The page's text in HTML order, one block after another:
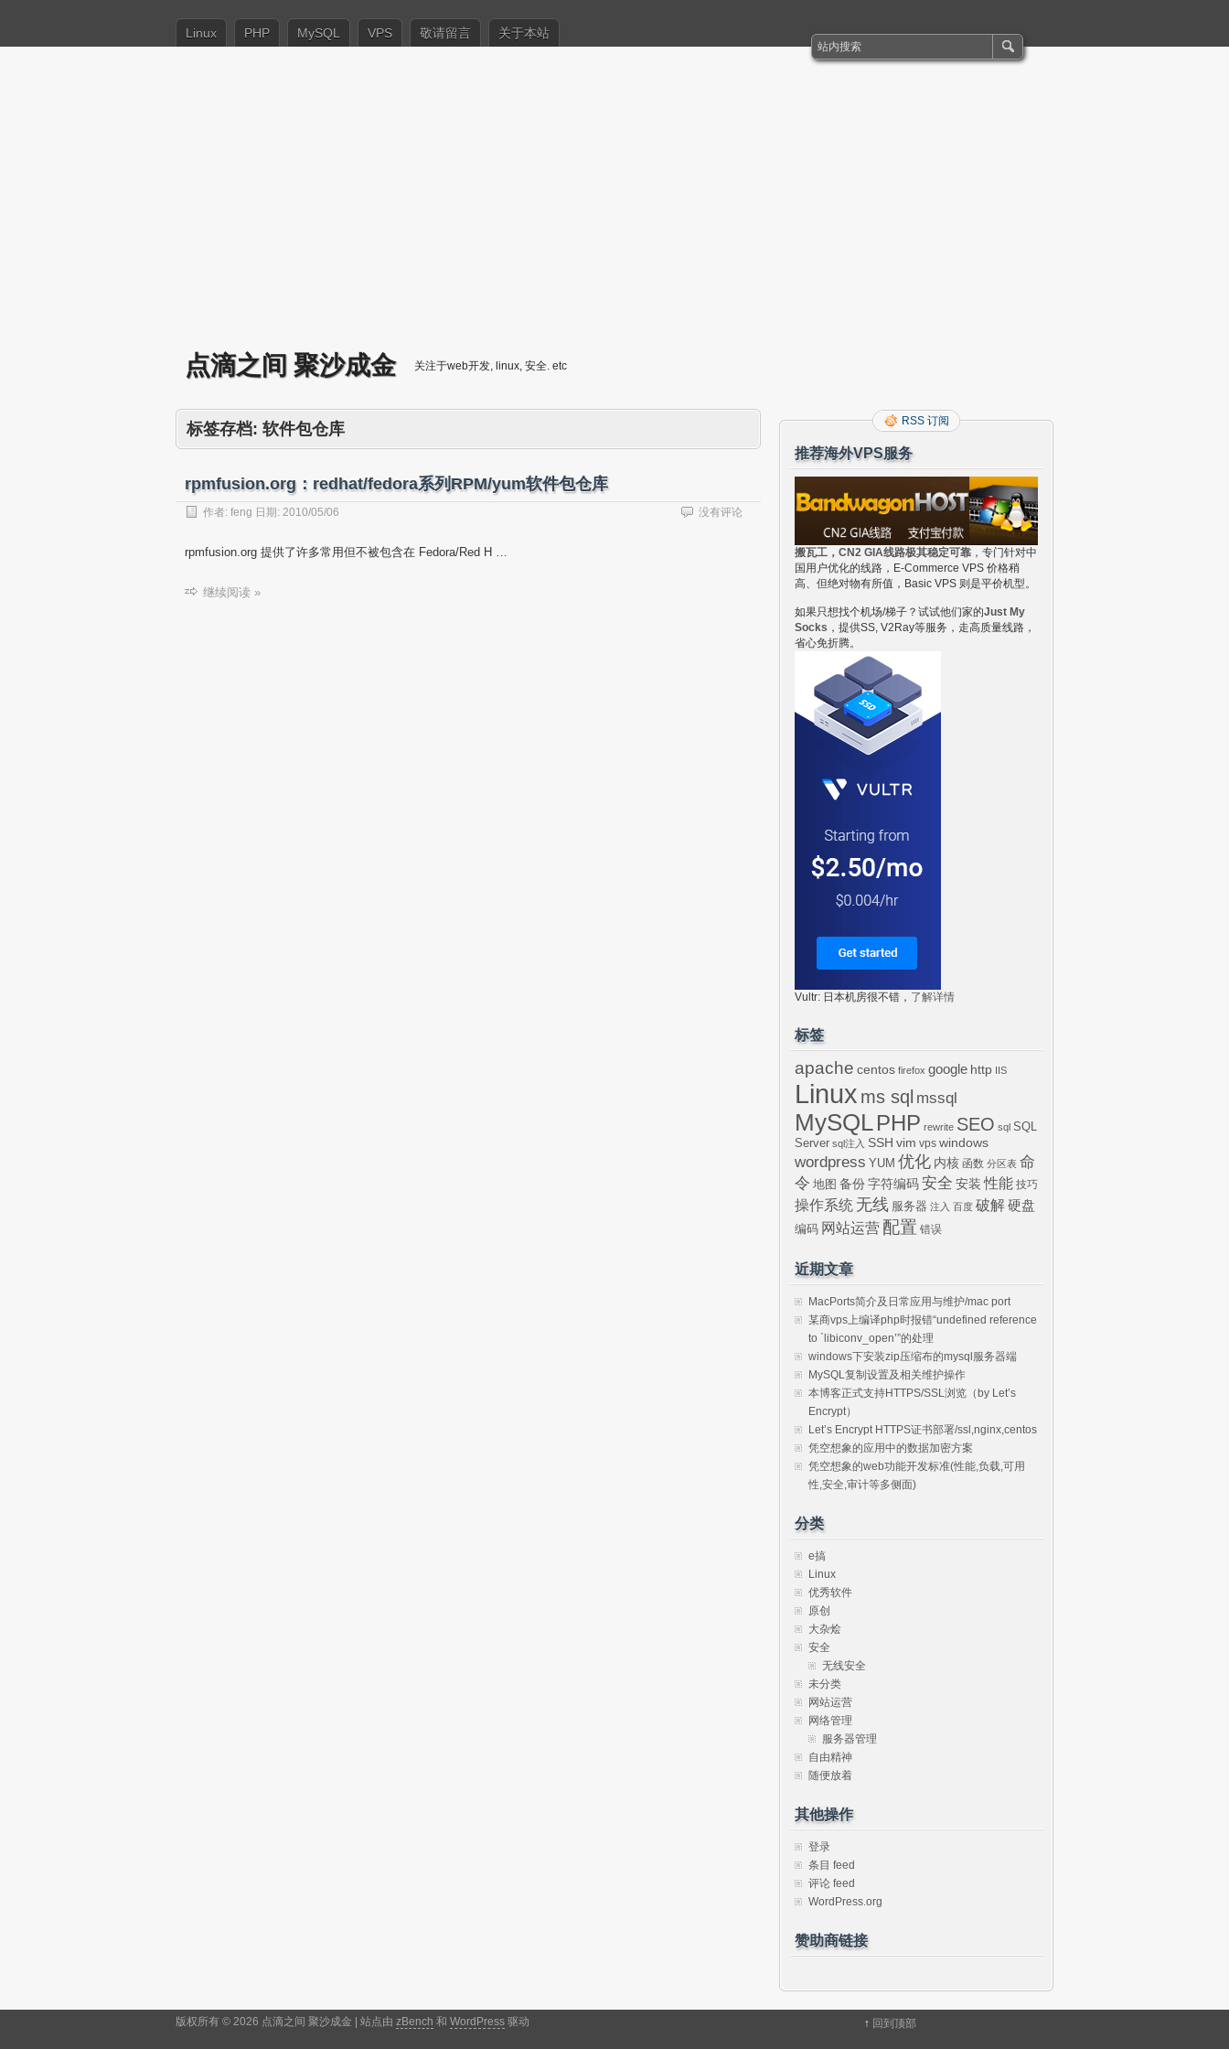
Linux PHP MySQL VPS 敬请留言 关于本站
点滴之间 聚沙成金 关注于web开发, linux, 安全. etc
标签存档: 软件包仓库
rpmfusion.org：redhat/fedora系列RPM/yum软件包仓库
作者: feng 日期: 2010/05/06 没有评论
rpmfusion.org 提供了许多常用但不被包含在 Fedora/Red H …
继续阅读 »
RSS 订阅
推荐海外VPS服务
搬瓦工，CN2 GIA线路极其稳定可靠 ，专门针对中
国用户优化的线路，E-Commerce VPS 价格稍
高、但绝对物有所值，Basic VPS 则是平价机型。
如果只想找个机场/梯子？试试他们家的Just My
Socks ，提供SS, V2Ray等服务，走高质量线路，
省心免折腾。
Vultr: 日本机房很不错， 了解详情
标签
apache centos firefox google http IIS
Linux ms sql mssql
MySQLPHP rewrite SEO sql SQL
Server sql注入 SSH vim vps windows
wordpress YUM 优化 内核 函数 分区表 命
令 地图 备份 字符编码 安全 安装 性能 技巧
操作系统 无线 服务器 注入 百度 破解硬盘
编码 网站运营 配置 错误
近期文章
MacPorts简介及日常应用与维护/mac port
某商vps上编译php时报错“undefined reference
to `libiconv_open’”的处理
windows下安装zip压缩布的mysql服务器端
MySQL复制设置及相关维护操作
本博客正式支持HTTPS/SSL浏览（by Let’s
Encrypt）
Let’s Encrypt HTTPS证书部署/ssl,nginx,centos
凭空想象的应用中的数据加密方案
凭空想象的web功能开发标准(性能,负载,可用
性,安全,审计等多侧面)
分类
e搞
Linux
优秀软件
原创
大杂烩
安全
无线安全
未分类
网站运营
网络管理
服务器管理
自由精神
随便放着
其他操作
登录
条目 feed
评论 feed
WordPress.org
赞助商链接
版权所有 © 2026 点滴之间 聚沙成金 | 站点由 zBench 和 WordPress 驱动 ↑ 回到顶部